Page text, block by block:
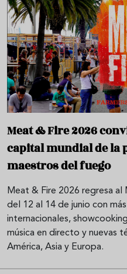
Meat & Fire 2026
capital mundial de la
maestros del fuego
Meat & Fire 2026 regresa al
del 12 al 14 de junio con
internacionales,
música en directo y nuevas
América, Asia y Europa.